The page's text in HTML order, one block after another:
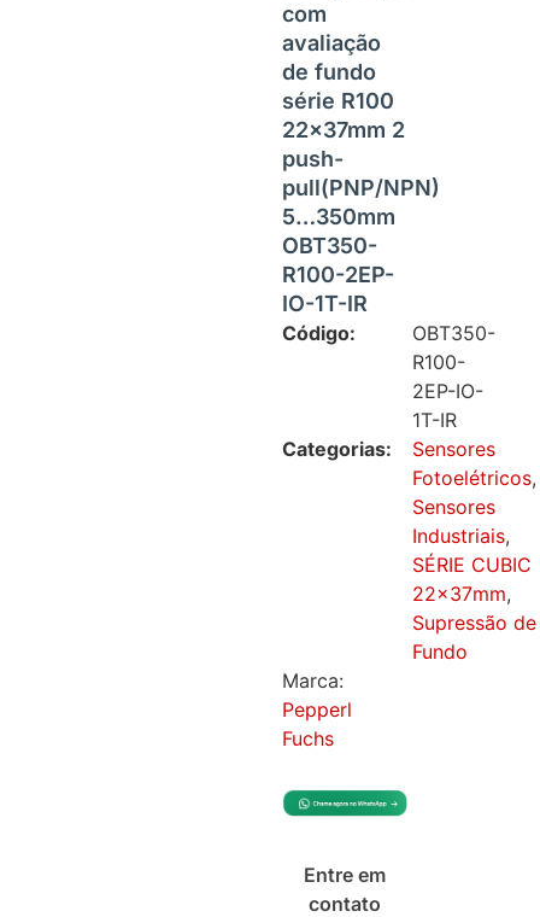
com
avaliação
de fundo
série R100
22x37mm 2
push-
pull(PNP/NPN)
5…350mm
OBT350-
R100-2EP-
IO-1T-IR
Código:
OBT350-
R100-
2EP-IO-
1T-IR
Categorias:
Sensores
Fotoelétricos,
Sensores
Industriais,
SÉRIE CUBIC
22x37mm,
Supressão de
Fundo
Marca:
Pepperl
Fuchs
Entre em
contato